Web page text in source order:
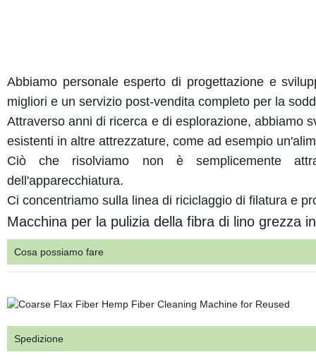
Abbiamo personale esperto di progettazione e
migliori e un servizio post-vendita completo per la
Attraverso anni di ricerca e di esplorazione, abbiamo
esistenti in altre attrezzature, come ad esempio
Ciò che risolviamo non è semplicemente
dell'apparecchiatura.
Ci concentriamo sulla linea di riciclaggio di filatura e
Macchina per la pulizia della fibra di lino grezza
Cosa possiamo fare
Spedizione